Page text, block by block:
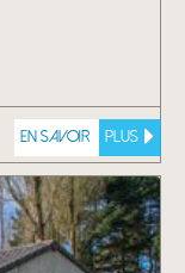
En savoir plus